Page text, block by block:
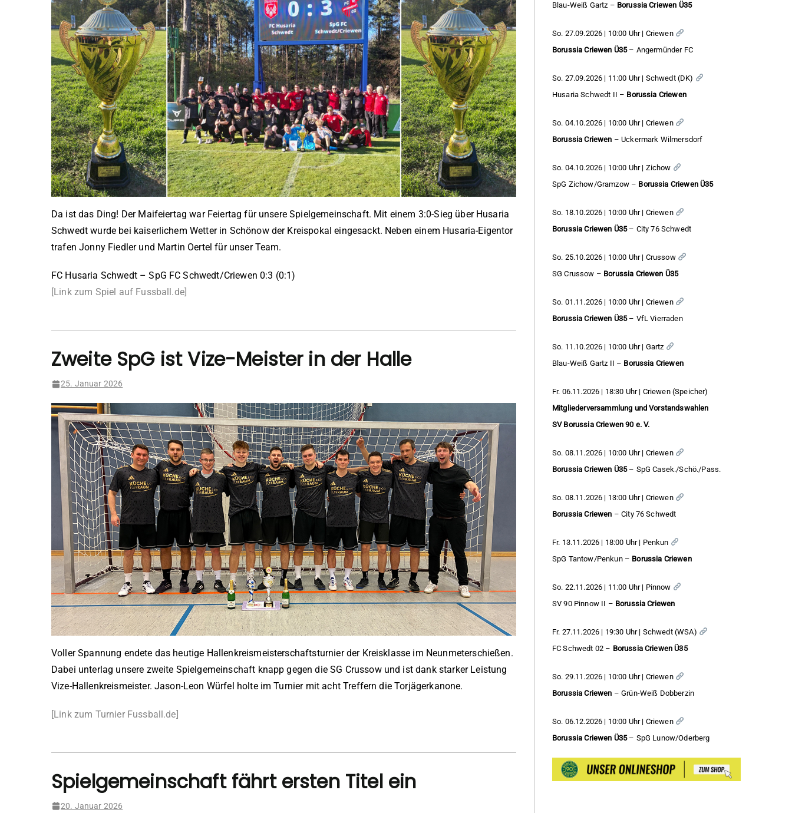
Da ist das Ding! Der Maifeiertag war Feiertag für unsere Spielgemeinschaft. Mit einem 3:0-Sieg über Husaria
Schwedt wurde bei kaiserlichem Wetter in Schönow der Kreispokal eingesackt. Neben einem Husaria-Eigentor
trafen Jonny Fiedler und Martin Oertel für unser Team.
FC Husaria Schwedt – SpG FC Schwedt/Criewen 0:3 (0:1)
[Link zum Spiel auf Fussball.de]
Zweite SpG ist Vize-Meister in der Halle
25. Januar 2026
Voller Spannung endete das heutige Hallenkreismeisterschaftsturnier der Kreisklasse im Neunmeterschießen.
Dabei unterlag unsere zweite Spielgemeinschaft knapp gegen die SG Crussow und ist dank starker Leistung
Vize-Hallenkreismeister. Jason-Leon Würfel holte im Turnier mit acht Treffern die Torjägerkanone.
[Link zum Turnier Fussball.de]
Spielgemeinschaft fährt ersten Titel ein
20. Januar 2026
Blau-Weiß Gartz – Borussia Criewen Ü35
So. 27.09.2026 | 10:00 Uhr | Criewen
Borussia Criewen Ü35– Angermünder FC
So. 27.09.2026 | 11:00 Uhr | Schwedt (DK)
Husaria Schwedt II – Borussia Criewen
So. 04.10.2026 | 10:00 Uhr | Criewen
Borussia Criewen – Uckermark Wilmersdorf
So. 04.10.2026 | 10:00 Uhr | Zichow
SpG Zichow/Gramzow – Borussia Criewen Ü35
So. 18.10.2026 | 10:00 Uhr | Criewen
Borussia Criewen Ü35– City 76 Schwedt
So. 25.10.2026 | 10:00 Uhr | Crussow
SG Crussow – Borussia Criewen Ü35
So. 01.11.2026 | 10:00 Uhr | Criewen
Borussia Criewen Ü35– VfL Vierraden
So. 11.10.2026 | 10:00 Uhr | Gartz
Blau-Weiß Gartz II – Borussia Criewen
Fr. 06.11.2026 | 18:30 Uhr | Criewen (Speicher)
Mitgliederversammlung und Vorstandswahlen
SV Borussia Criewen 90 e. V.
So. 08.11.2026 | 10:00 Uhr | Criewen
Borussia Criewen Ü35– SpG Casek./Schö./Pass.
So. 08.11.2026 | 13:00 Uhr | Criewen
Borussia Criewen – City 76 Schwedt
Fr. 13.11.2026 | 18:00 Uhr | Penkun
SpG Tantow/Penkun – Borussia Criewen
So. 22.11.2026 | 11:00 Uhr | Pinnow
SV 90 Pinnow II – Borussia Criewen
Fr. 27.11.2026 | 19:30 Uhr | Schwedt (WSA)
FC Schwedt 02 – Borussia Criewen Ü35
So. 29.11.2026 | 10:00 Uhr | Criewen
Borussia Criewen – Grün-Weiß Dobberzin
So. 06.12.2026 | 10:00 Uhr | Criewen
Borussia Criewen Ü35– SpG Lunow/Oderberg